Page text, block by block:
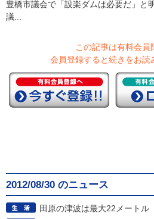
豊橋市議会で「設楽ダムは必要だ」と
議...
この記事は有料会員
会員登録すると続きをお読
2012/08/30 のニュース
田原の津波は最大22メートル